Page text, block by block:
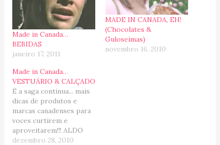
Made in Canada…
BEBIDAS
janeiro 17, 2011
MADE IN CANADA, EH!
(Chocolates &
Guloseimas)
novembro 16, 2010
Made in Canada…
VESTUÁRIO & CALÇADO
E a saga continua... mais
dicas de produtos e
marcas canadenses para
voces curtirem e
aproveitarem!!! ALDO
opção para compras de
dezembro 28, 2010